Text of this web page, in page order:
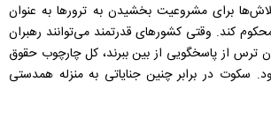
برای مشروعیت بخشیدن به ترورها به عنوان
کند. وقتی کشورهای قدرتمند می‌توانند رهبران
ترس از پاسخگویی از بین ببرند، کل چارچوب حقوق
سکوت در برابر چنین جنایاتی به منزله همدستی